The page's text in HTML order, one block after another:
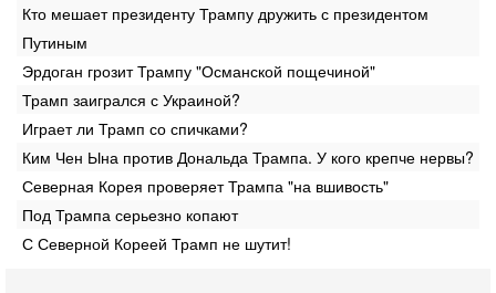
Кто мешает президенту Трампу дружить с президентом
Путиным
Эрдоган грозит Трампу "Османской пощечиной"
Трамп заигрался с Украиной?
Играет ли Трамп со спичками?
Ким Чен Ына против Дональда Трампа. У кого крепче нервы?
Северная Корея проверяет Трампа "на вшивость"
Под Трампа серьезно копают
С Северной Кореей Трамп не шутит!